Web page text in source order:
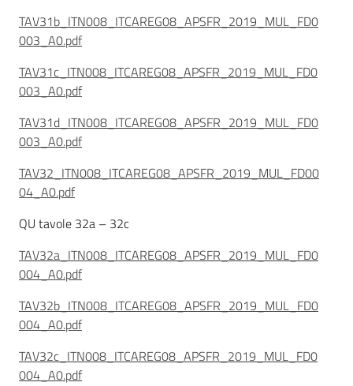
TAV31b_ITN008_ITCAREG08_APSFR_2019_MUL_FD0
003_A0.pdf
TAV31c_ITN008_ITCAREG08_APSFR_2019_MUL_FD0
003_A0.pdf
TAV31d_ITN008_ITCAREG08_APSFR_2019_MUL_FD0
003_A0.pdf
TAV32_ITN008_ITCAREG08_APSFR_2019_MUL_FD00
04_A0.pdf
QU tavole 32a – 32c
TAV32a_ITN008_ITCAREG08_APSFR_2019_MUL_FD0
004_A0.pdf
TAV32b_ITN008_ITCAREG08_APSFR_2019_MUL_FD0
004_A0.pdf
TAV32c_ITN008_ITCAREG08_APSFR_2019_MUL_FD0
004_A0.pdf